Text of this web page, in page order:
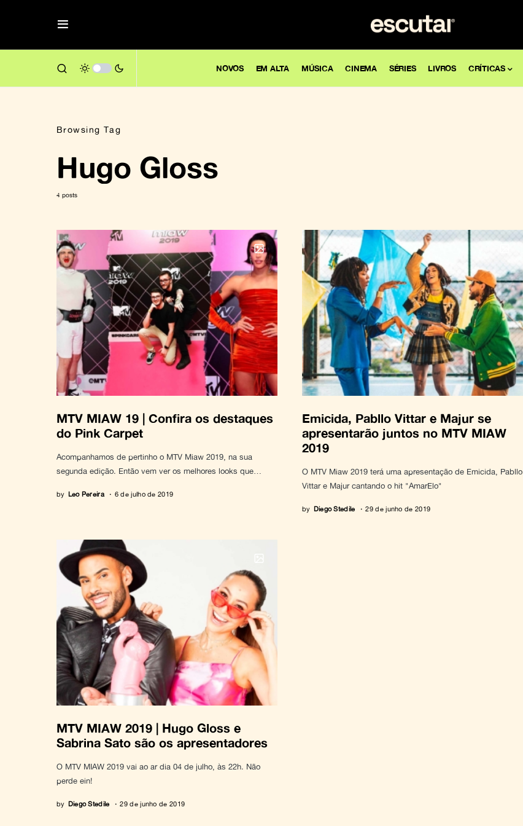
NOVOS EM ALTA MÚSICA CINEMA SÉRIES LIVROS CRÍTICAS
Browsing Tag
Hugo Gloss
4 posts
MTV MIAW 19 | Confira os destaques
do Pink Carpet
Acompanhamos de pertinho o MTV Miaw 2019, na sua
segunda edição. Então vem ver os melhores looks que…
by Leo Pereira 6 de julho de 2019
Emicida, Pabllo Vittar e Majur se
apresentarão juntos no MTV MIAW
2019
O MTV Miaw 2019 terá uma apresentação de Emicida, Pabllo
Vittar e Majur cantando o hit "AmarElo"
by Diego Stedile 29 de junho de 2019
MTV MIAW 2019 | Hugo Gloss e
Sabrina Sato são os apresentadores
O MTV MIAW 2019 vai ao ar dia 04 de julho, às 22h. Não
perde ein!
by Diego Stedile 29 de junho de 2019